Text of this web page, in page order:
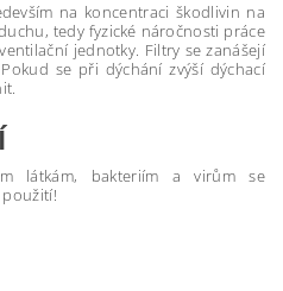
na koncentraci škodlivin na
tedy fyzické náročnosti práce
jednotky. Filtry se zanášejí
se při dýchání zvýší dýchací
látkám, bakteriím a virům se